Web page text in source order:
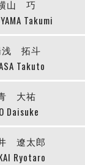
第2PK
命Ｆリーグカ
仙台
横浜
松
ル新居浜
タ
（Ｆ１）
海道
安
山 巧
Takumi
浅 拓斗
Takuto
大祐
Daisuke
遼太郎
Ryotaro